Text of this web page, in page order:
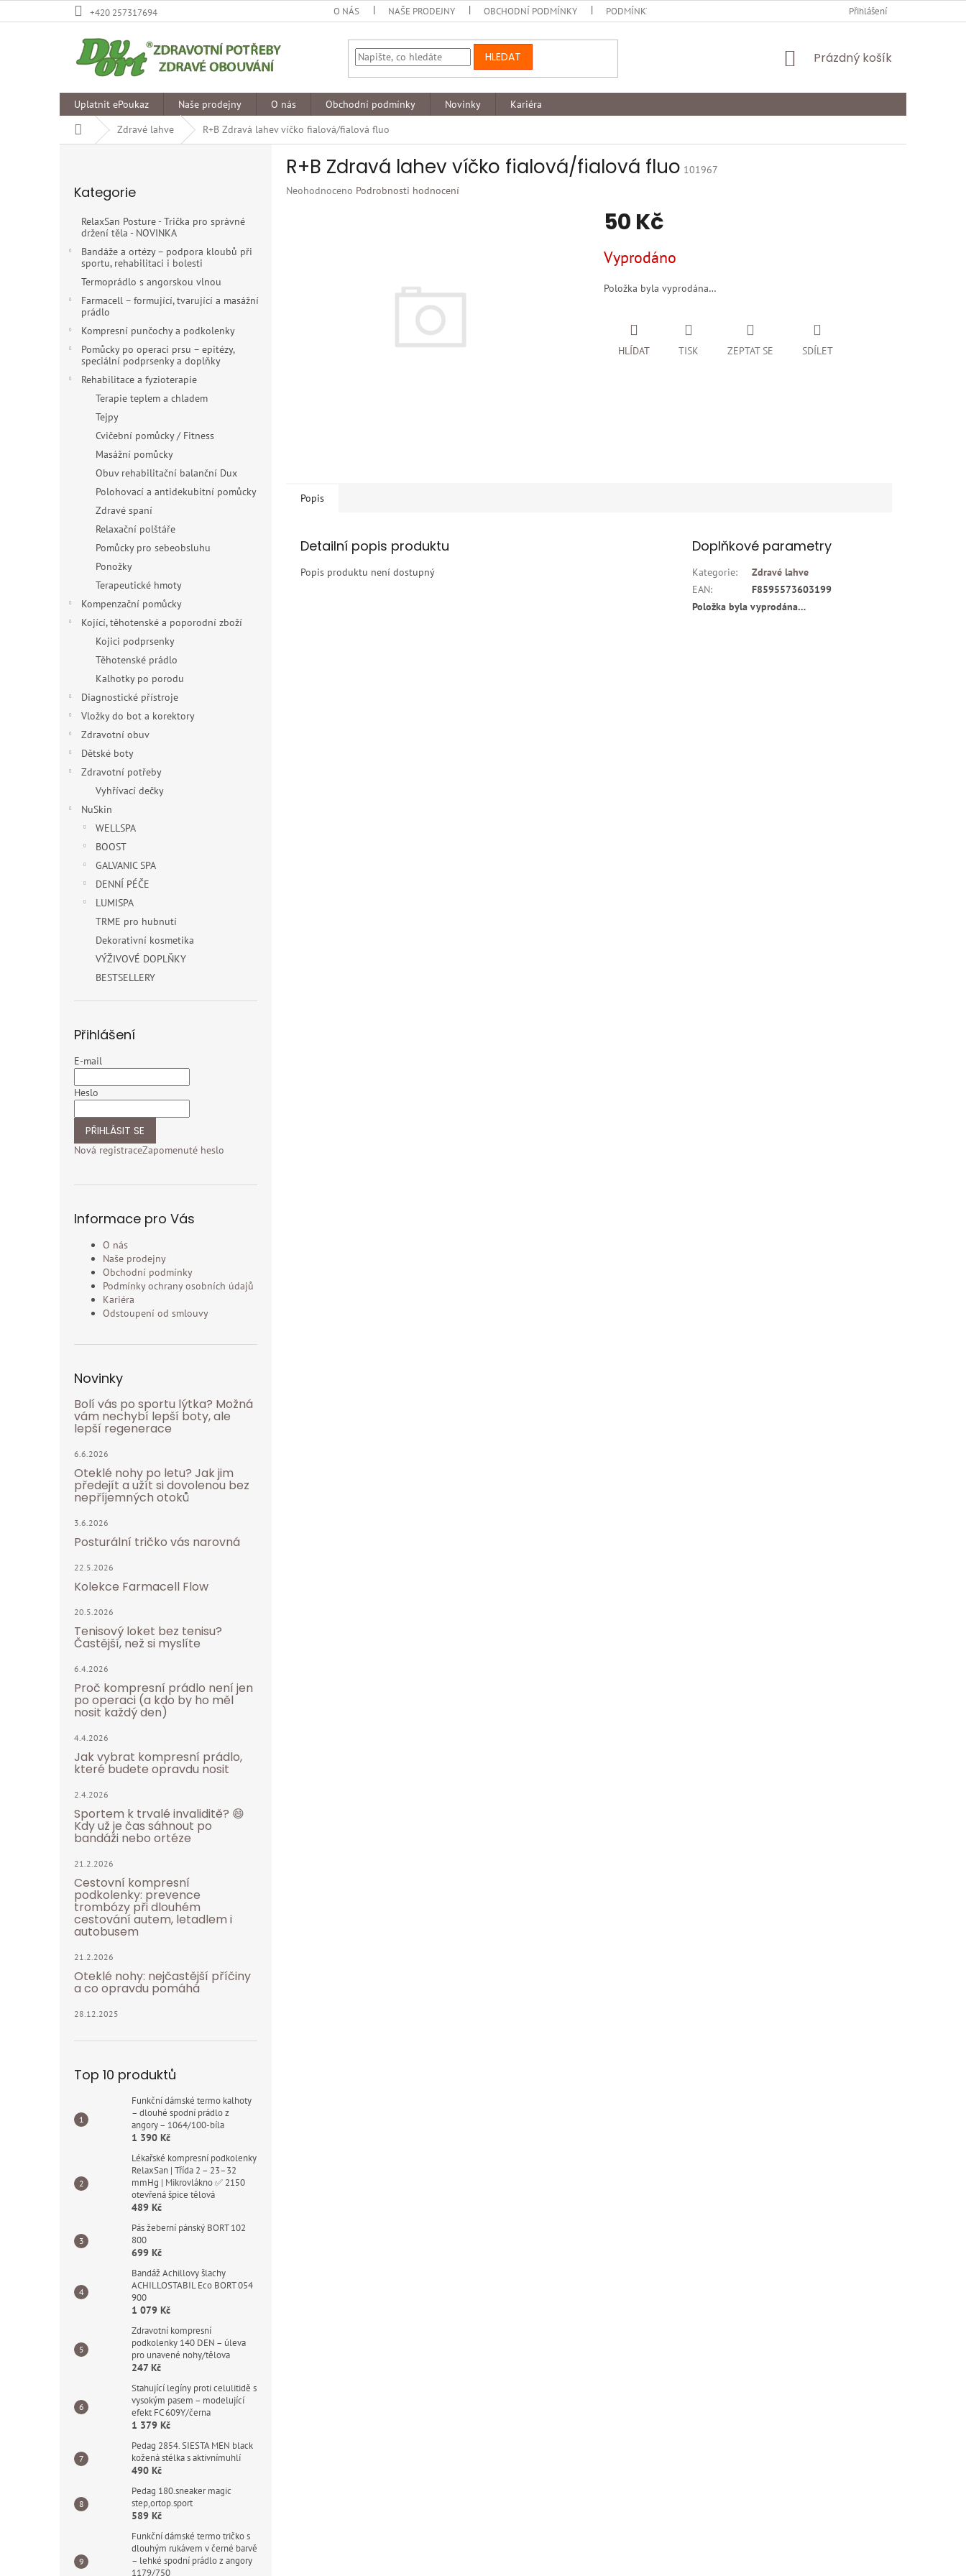
na
+420 257317694 O NÁS NAŠE PRODEJNY OBCHODNÍ PODMÍNKY PODMÍNKY OCHRANY OSOBNÍCH ÚDAJŮ ODSTOUPENÍ OD
Přihlášení
HLEDAT
NÁKUPNÍ
Prázdný košík
Uplatnit ePoukaz Naše prodejny O nás Obchodní podmínky Novinky
Kariéra
Domů Zdravé lahve R+B Zdravá lahev víčko fialová/fialová fluo
kategorie
Kategorie
RelaxSan Posture - Trička pro správné
držení těla - NOVINKA
Bandáže a ortézy – podpora kloubů při
sportu, rehabilitaci i bolesti
Termoprádlo s angorskou vlnou
Farmacell – formující, tvarující a masážní
prádlo
Kompresní punčochy a podkolenky
Pomůcky po operaci prsu – epitézy,
speciální podprsenky a doplňky
Rehabilitace a fyzioterapie
Terapie teplem a chladem
Tejpy
Cvičební pomůcky / Fitness
Masážní pomůcky
Obuv rehabilitační balanční Dux
Polohovací a antidekubitní pomůcky
Zdravé spaní
Relaxační polštáře
Pomůcky pro sebeobsluhu
Ponožky
Terapeutické hmoty
Kompenzační pomůcky
Kojící, těhotenské a poporodní zboží
Kojici podprsenky
Těhotenské prádlo
Kalhotky po porodu
Diagnostické přístroje
Vložky do bot a korektory
Zdravotní obuv
Dětské boty
Zdravotní potřeby
Vyhřívací dečky
NuSkin
WELLSPA
BOOST
GALVANIC SPA
DENNÍ PÉČE
LUMISPA
TRME pro hubnutí
Dekorativní kosmetika
VÝŽIVOVÉ DOPLŇKY
BESTSELLERY
Přihlášení
E-mail
Heslo
PŘIHLÁSIT SE
Nová registraceZapomenuté heslo
Informace pro Vás
O nás
Naše prodejny
Obchodní podmínky
Podmínky ochrany osobních údajů
Kariéra
Odstoupení od smlouvy
Novinky
Bolí vás po sportu lýtka? Možná
vám nechybí lepší boty, ale
lepší regenerace
6.6.2026
Oteklé nohy po letu? Jak jim
předejít a užít si dovolenou bez
nepříjemných otoků
3.6.2026
Posturální tričko vás narovná
22.5.2026
Kolekce Farmacell Flow
20.5.2026
Tenisový loket bez tenisu?
Častější, než si myslíte
6.4.2026
Proč kompresní prádlo není jen
po operaci (a kdo by ho měl
nosit každý den)
4.4.2026
Jak vybrat kompresní prádlo,
které budete opravdu nosit
2.4.2026
Sportem k trvalé invaliditě? 😄
Kdy už je čas sáhnout po
bandáži nebo ortéze
21.2.2026
Cestovní kompresní
podkolenky: prevence
trombózy při dlouhém
cestování autem, letadlem i
autobusem
21.2.2026
Oteklé nohy: nejčastější příčiny
a co opravdu pomáhá
28.12.2025
Top 10 produktů
Funkční dámské termo kalhoty
– dlouhé spodní prádlo z
angory – 1064/100-bíla
1 390 Kč
Lékařské kompresní podkolenky
RelaxSan | Třída 2 – 23–32
mmHg | Mikrovlákno ✅ 2150
otevřená špice tělová
489 Kč
Pás žeberní pánský BORT 102
800
699 Kč
Bandáž Achillovy šlachy
ACHILLOSTABIL Eco BORT 054
900
1 079 Kč
Zdravotní kompresní
podkolenky 140 DEN – úleva
pro unavené nohy/tělova
247 Kč
Stahující legíny proti celulitidě s
vysokým pasem – modelující
efekt FC 609Y/černa
1 379 Kč
Pedag 2854. SIESTA MEN black
kožená stélka s aktivnímuhlí
490 Kč
Pedag 180.sneaker magic
step,ortop.sport
589 Kč
Funkční dámské termo tričko s
dlouhým rukávem v černé barvě
– lehké spodní prádlo z angory
1179/750
R+B Zdravá lahev víčko fialová/fialová fluo 101967
Průměrné
Neohodnoceno Podrobnosti hodnocení
50 Kč
cena:
Vyprodáno
Položka byla vyprodána…
TISK ZEPTAT SE
HLÍDAT SDÍLET
Popis
Detailní popis produktu
Popis produktu není dostupný
Doplňkové parametry
Kategorie:
Zdravé lahve
EAN:
F8595573603199
Položka byla vyprodána…